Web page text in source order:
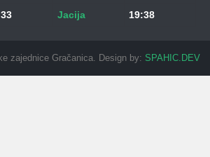
Jacija 19:38
zajednice Gračanica. Design by: SPAHIC.DEV